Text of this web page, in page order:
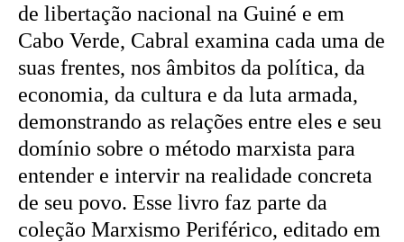
de libertação nacional na Guiné e em
Cabo Verde, Cabral examina cada uma de
suas frentes, nos âmbitos da política, da
economia, da cultura e da luta armada,
demonstrando as relações entre eles e seu
domínio sobre o método marxista para
entender e intervir na realidade concreta
de seu povo. Esse livro faz parte da
coleção Marxismo Periférico, editado em